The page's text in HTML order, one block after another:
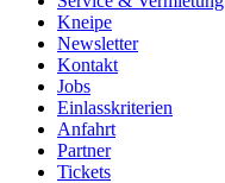
Kneipe
Newsletter
Kontakt
Jobs
Einlasskriterien
Anfahrt
Partner
Tickets